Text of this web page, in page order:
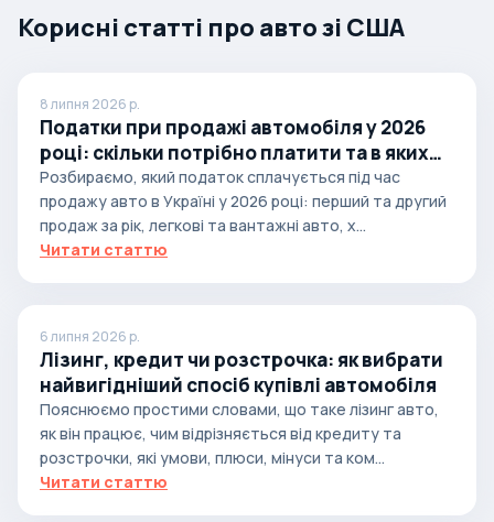
Корисні статті про авто зі США
8 липня 2026 р.
Податки при продажі автомобіля у 2026
році: скільки потрібно платити та в яких
випадках
Розбираємо, який податок сплачується під час
продажу авто в Україні у 2026 році: перший та другий
продаж за рік, легкові та вантажні авто, х...
Читати статтю
6 липня 2026 р.
Лізинг, кредит чи розстрочка: як вибрати
найвигідніший спосіб купівлі автомобіля
Пояснюємо простими словами, що таке лізинг авто,
як він працює, чим відрізняється від кредиту та
розстрочки, які умови, плюси, мінуси та ком...
Читати статтю